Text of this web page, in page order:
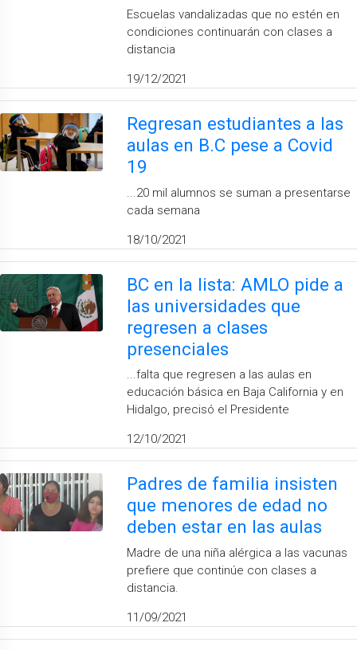
Escuelas vandalizadas que no estén en
condiciones continuarán con clases a
distancia
19/12/2021
Regresan estudiantes a las
aulas en B.C pese a Covid
19
...20 mil alumnos se suman a presentarse
cada semana
18/10/2021
BC en la lista: AMLO pide a
las universidades que
regresen a clases
presenciales
...falta que regresen a las aulas en
educación básica en Baja California y en
Hidalgo, precisó el Presidente
12/10/2021
Padres de familia insisten
que menores de edad no
deben estar en las aulas
Madre de una niña alérgica a las vacunas
prefiere que continúe con clases a
distancia.
11/09/2021